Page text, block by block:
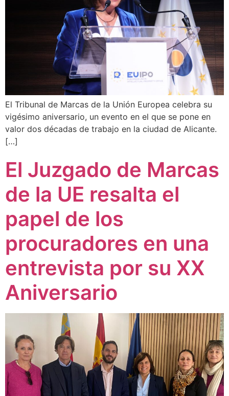
El Tribunal de Marcas de la Unión Europea celebra su
vigésimo aniversario, un evento en el que se pone en
valor dos décadas de trabajo en la ciudad de Alicante.
[…]
El Juzgado de Marcas
de la UE resalta el
papel de los
procuradores en una
entrevista por su XX
Aniversario